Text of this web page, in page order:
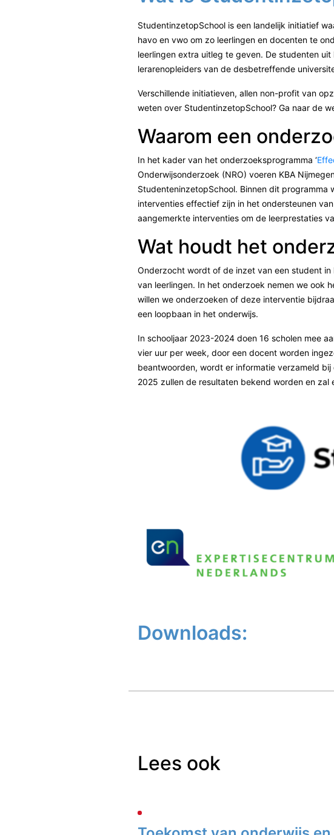
StudentinzetopSchool is een landelijk initiatief
havo en vwo om zo leerlingen en docenten te
leerlingen extra uitleg te geven. De studenten
lerarenopleiders van de desbetreffende
Verschillende initiatieven, allen non-profit van
weten over StudentinzetopSchool? Ga naar de
Waarom een
In het kader van het onderzoeksprogramma ‘
Onderwijsonderzoek (NRO) voeren KBA
StudenteninzetopSchool. Binnen dit
interventies effectief zijn in het ondersteunen
aangemerkte interventies om de leerprestaties
Wat houdt het
Onderzocht wordt of de inzet van een student
van leerlingen. In het onderzoek nemen we ook
willen we onderzoeken of deze interventie
een loopbaan in het onderwijs.
In schooljaar 2023-2024 doen 16 scholen mee
vier uur per week, door een docent worden
beantwoorden, wordt er informatie verzameld
2025 zullen de resultaten bekend worden en
Downloads:
Lees ook